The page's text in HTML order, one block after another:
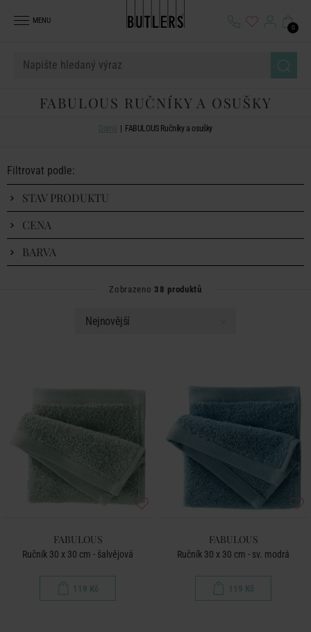
MENU
0
FABULOUS RUČNÍKY A OSUŠKY
Domů FABULOUS Ručníky a osušky
Filtrovat podle:
STAV PRODUKTU
CENA
BARVA
Zobrazeno38 produktů
FABULOUS
Ručník 30 x 30 cm - šalvějová
119 Kč
FABULOUS
Ručník 30 x 30 cm - sv. modrá
119 Kč